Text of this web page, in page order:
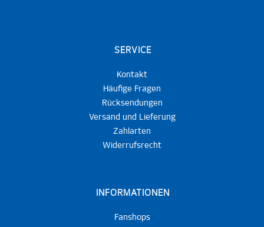
SERVICE
Kontakt
Häufige Fragen
Rücksendungen
Versand und Lieferung
Zahlarten
Widerrufsrecht
INFORMATIONEN
Fanshops